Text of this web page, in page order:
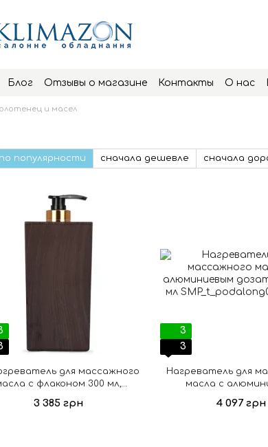
Блог Отзывы о магазине Контакты О нас
и масел
по популярности сначала дешевле сначала
для массажного
с флаконом 300 мл,
3 385 грн
3
3
Нагреватель для
масла с
4 097 грн